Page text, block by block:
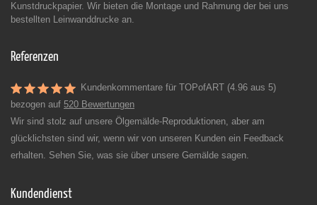
Kunstdruckpapier. Wir bieten die Montage und Rahmung der bei uns
bestellten Leinwanddrucke an.
Referenzen
Kundenkommentare für TOPofART (4.96 aus 5)
bezogen auf 520 Bewertungen
Wir sind stolz auf unsere Ölgemälde-Reproduktionen, aber am
glücklichsten sind wir, wenn wir von unseren Kunden ein Feedback
erhalten. Sehen Sie, was sie über unsere Gemälde sagen.
Kundendienst